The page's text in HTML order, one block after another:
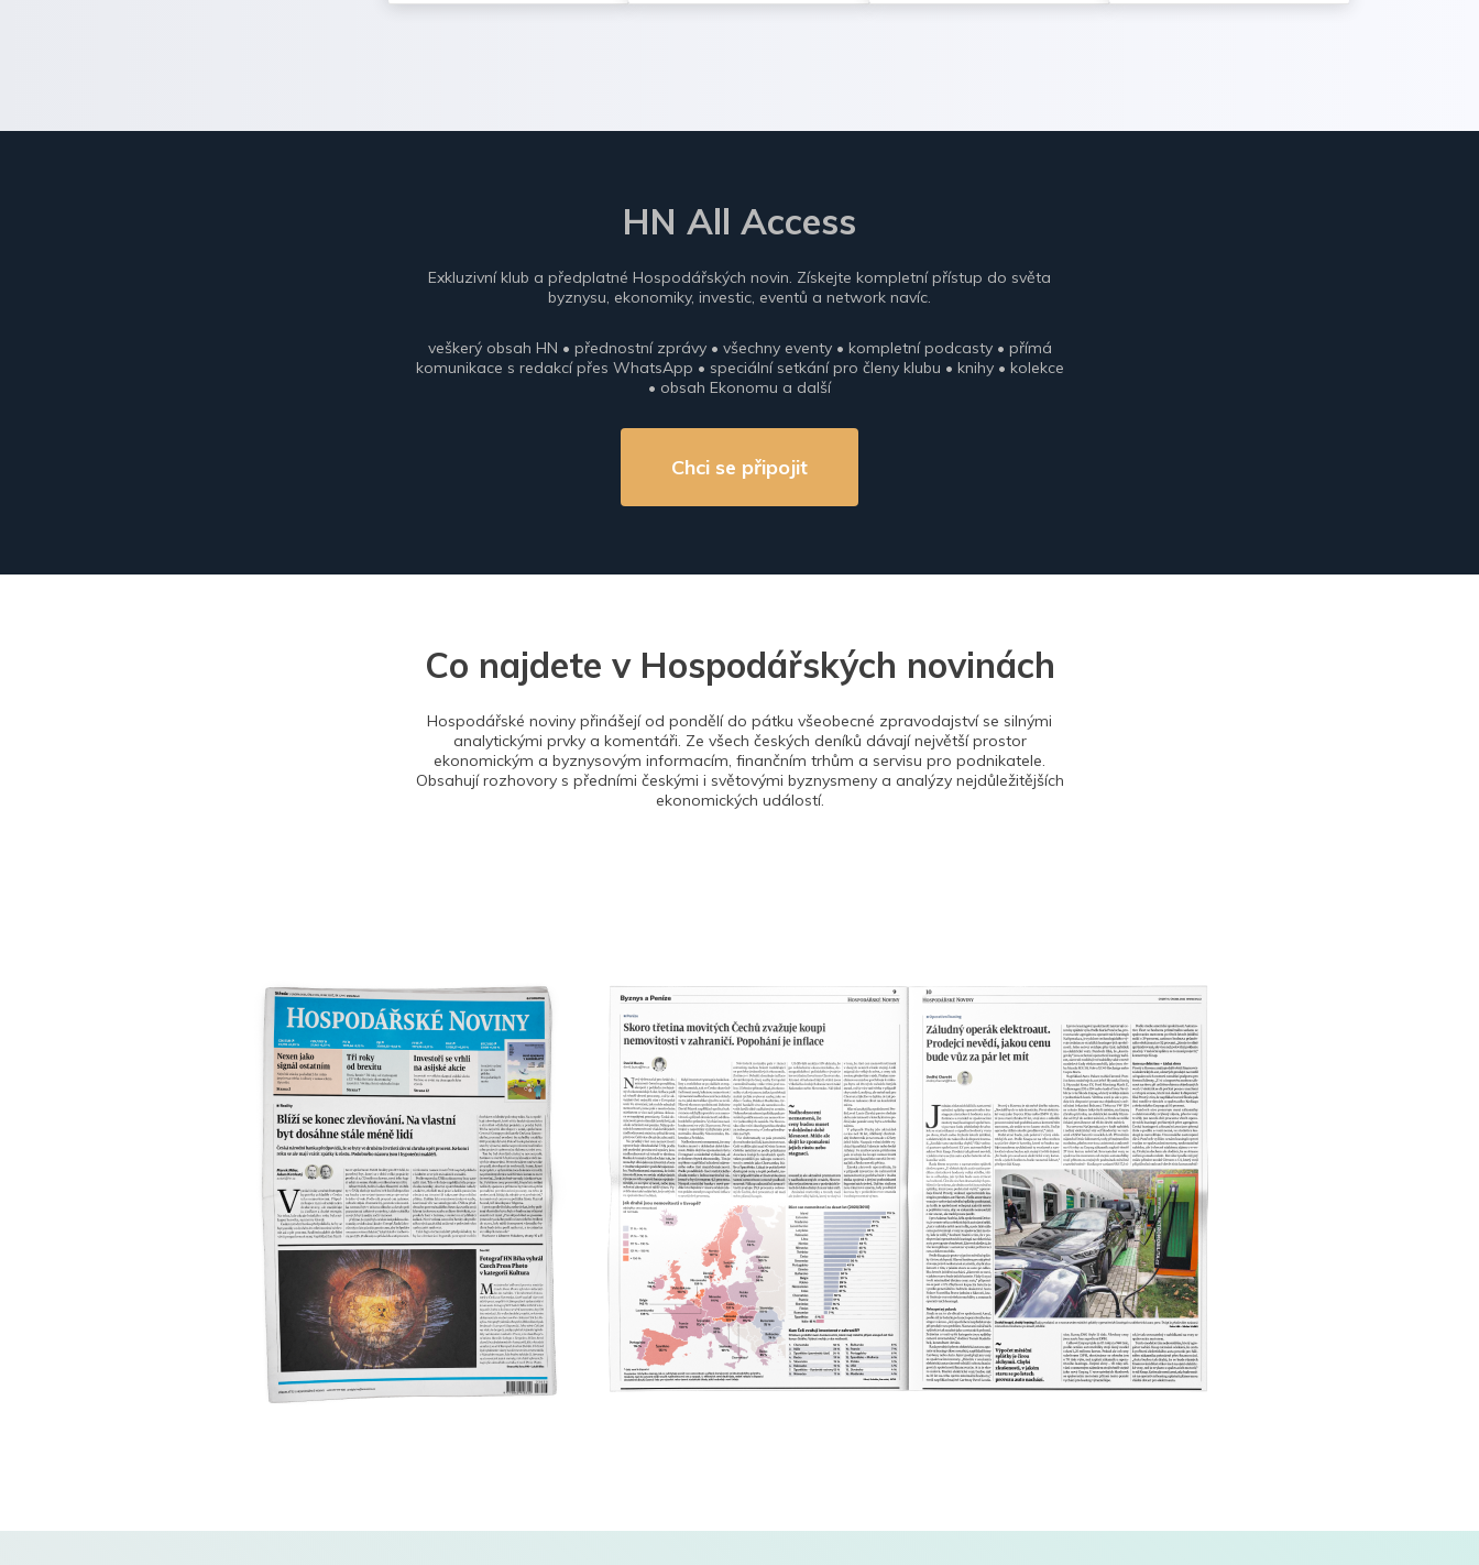
HN All Access
Exkluzivní klub a předplatné Hospodářských novin. Získejte kompletní přístup do světa
byznysu, ekonomiky, investic, eventů a network navíc.
veškerý obsah HN • přednostní zprávy • všechny eventy • kompletní podcasty • přímá
komunikace s redakcí přes WhatsApp • speciální setkání pro členy klubu • knihy • kolekce
• obsah Ekonomu a další
Chci se připojit
Co najdete v Hospodářských novinách
Hospodářské noviny přinášejí od pondělí do pátku všeobecné zpravodajství se silnými
analytickými prvky a komentáři. Ze všech českých deníků dávají největší prostor
ekonomickým a byznysovým informacím, finančním trhům a servisu pro podnikatele.
Obsahují rozhovory s předními českými i světovými byznysmeny a analýzy nejdůležitějších
ekonomických událostí.